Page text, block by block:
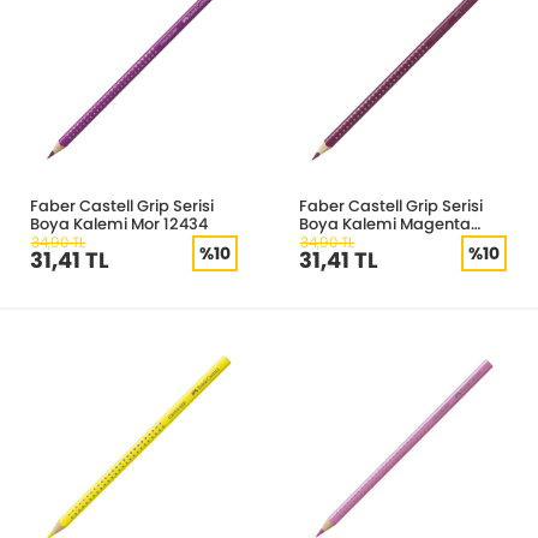
Faber Castell Grip Serisi
Boya Kalemi Mor 12434
34,90 TL
31,41 TL %10
Faber Castell Grip Serisi
Boya Kalemi Magenta
112433
34,90 TL
31,41 TL %10